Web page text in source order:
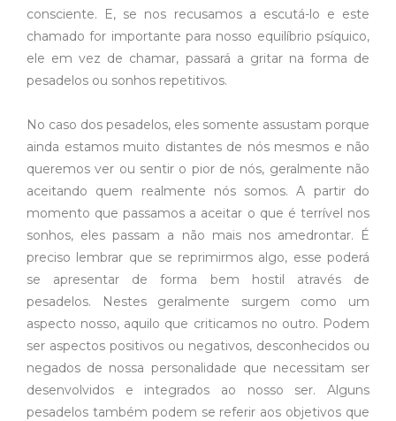
consciente. E, se nos recusamos a escutá-lo e este
chamado for importante para nosso equilíbrio psíquico,
ele em vez de chamar, passará a gritar na forma de
pesadelos ou sonhos repetitivos.
No caso dos pesadelos, eles somente assustam porque
ainda estamos muito distantes de nós mesmos e não
queremos ver ou sentir o pior de nós, geralmente não
aceitando quem realmente nós somos. A partir do
momento que passamos a aceitar o que é terrível nos
sonhos, eles passam a não mais nos amedrontar. É
preciso lembrar que se reprimirmos algo, esse poderá
se apresentar de forma bem hostil através de
pesadelos. Nestes geralmente surgem como um
aspecto nosso, aquilo que criticamos no outro. Podem
ser aspectos positivos ou negativos, desconhecidos ou
negados de nossa personalidade que necessitam ser
desenvolvidos e integrados ao nosso ser. Alguns
pesadelos também podem se referir aos objetivos que